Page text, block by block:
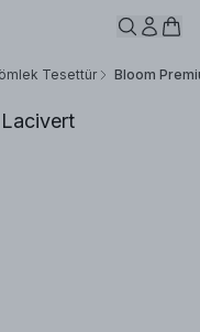
Tesettür Bloom